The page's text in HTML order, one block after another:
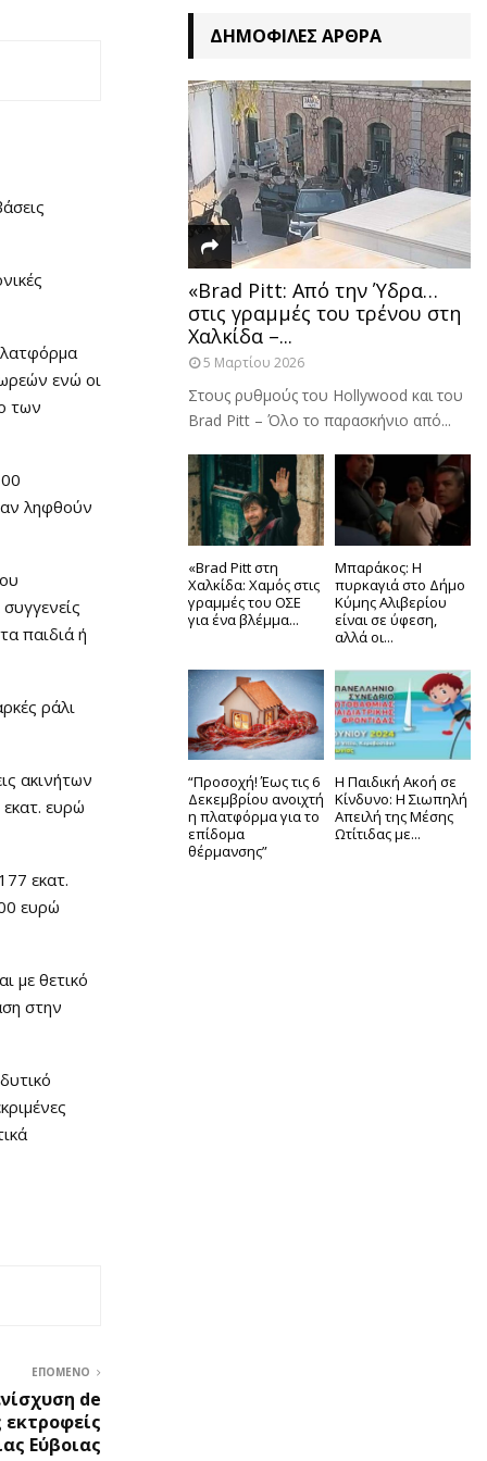
ενώ οι
των
αν ληφθούν
παιδιά ή
ράλι
ακινήτων
ευρώ
εκατ.
ευρώ
με θετικό
στην
ΕΠΌΜΕΝΟ
de
Εύβοιας
ΔΗΜΟΦΙΛΈΣ ΆΡΘΡΑ
«Brad Pitt: Από την Ύδρα…
στις γραμμές του τρένου στη
Χαλκίδα –...
5 Μαρτίου 2026
Στους ρυθμούς του Hollywood και του
Brad Pitt – Όλο το παρασκήνιο από...
«Brad Pitt στη
Χαλκίδα: Χαμός στις
γραμμές του ΟΣΕ
για ένα βλέμμα...
Μπαράκος: Η
πυρκαγιά στο Δήμο
Κύμης Αλιβερίου
είναι σε ύφεση,
αλλά οι...
“Προσοχή! Έως τις 6
Δεκεμβρίου ανοιχτή
η πλατφόρμα για το
επίδομα
θέρμανσης”
Η Παιδική Ακοή σε
Κίνδυνο: Η Σιωπηλή
Απειλή της Μέσης
Ωτίτιδας με...